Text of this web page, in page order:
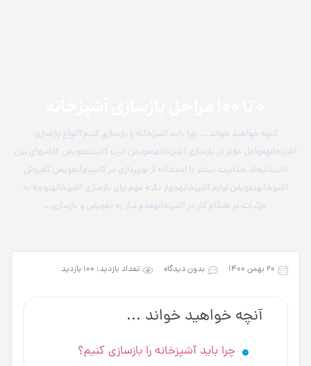
آنچه خواهید خواند … چرا باید آشپزخانه را بازسازی کنیم؟انواع بازسازی
آشپزخانهعوامل مؤثر در بازسازی آشپزخانهتعویض درب کابینتتعویض کاشی­های بین
کابینتایجاد جذابیت بیشتر با استفاده از نورپردازی در کابینت­هاتعویض کفپوش
آشپزخانهتعویض لوازم آشپزخانهچهار نکته مهم برای بازسازی آشپزخانهتوجه به
جزئیات در هنگام کار در آشپزخانهعدم نیاز به تعویض و بازسازی…
۲۰ بهمن ۱۴۰۰ بدون دیدگاه تعداد بازدید: 100 بازدید
آنچه خواهید خواند ...
چرا باید آشپزخانه را بازسازی کنیم؟